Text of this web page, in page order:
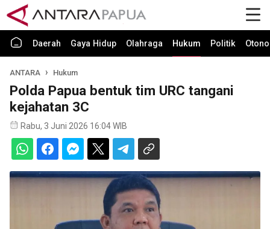
Daerah Gaya Hidup Olahraga Hukum Politik
ANTARA Hukum
Polda Papua bentuk tim URC tangani
kejahatan 3C
Rabu, 3 Juni 2026 16:04 WIB